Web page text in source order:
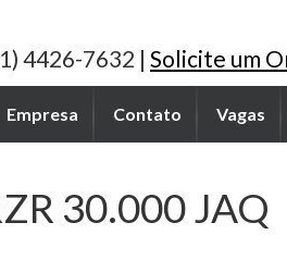
4426-7632 | Solicite um
Empresa Contato Vagas
30.000 JAQ